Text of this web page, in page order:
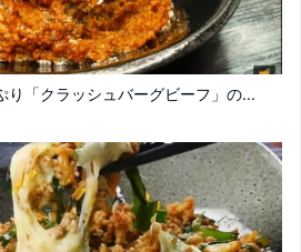
り「クラッシュバーグビーフ」の...